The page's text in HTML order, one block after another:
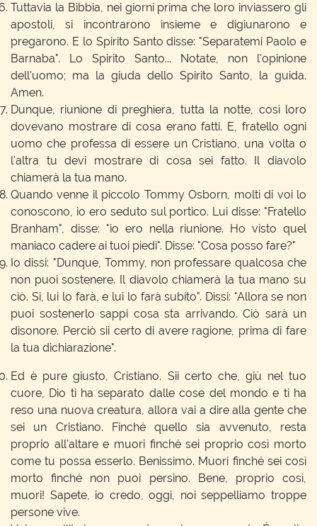
Tuttavia la Bibbia, nei giorni prima che loro inviassero gli
apostoli, si incontrarono insieme e digiunarono e
pregarono. E lo Spirito Santo disse: "Separatemi Paolo e
Barnaba". Lo Spirito Santo... Notate, non l'opinione
dell'uomo; ma la giuda dello Spirito Santo, la guida.
Amen.
Dunque, riunione di preghiera, tutta la notte, così loro
dovevano mostrare di cosa erano fatti. E, fratello ogni
uomo che professa di essere un Cristiano, una volta o
l'altra tu devi mostrare di cosa sei fatto. Il diavolo
chiamerà la tua mano.
Quando venne il piccolo Tommy Osborn, molti di voi lo
conoscono, io ero seduto sul portico. Lui disse: "Fratello
Branham", disse: "io ero nella riunione. Ho visto quel
maniaco cadere ai tuoi piedi". Disse: "Cosa posso fare?"
Io dissi: "Dunque, Tommy, non professare qualcosa che
non puoi sostenere. Il diavolo chiamerà la tua mano su
ciò. Si, lui lo farà, e lui lo farà subito". Dissi: "Allora se non
puoi sostenerlo sappi cosa sta arrivando. Ciò sarà un
disonore. Perciò sii certo di avere ragione, prima di fare
la tua dichiarazione".
Ed è pure giusto, Cristiano. Sii certo che, giù nel tuo
cuore, Dio ti ha separato dalle cose del mondo e ti ha
reso una nuova creatura, allora vai a dire alla gente che
sei un Cristiano. Finché quello sia avvenuto, resta
proprio all'altare e muori finché sei proprio così morto
come tu possa esserlo. Benissimo. Muori finché sei così
morto finché non puoi persino. Bene, proprio così,
muori! Sapete, io credo, oggi, noi seppelliamo troppe
persone vive.